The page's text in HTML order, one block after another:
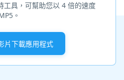
工具，可幫助您以 4 倍的速度
。
片下載應用程式